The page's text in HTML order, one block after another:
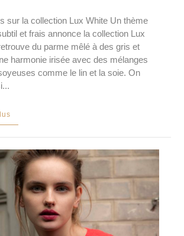
sur la collection Lux White Un thème
et frais annonce la collection Lux
du parme mêlé à des gris et
harmonie irisée avec des mélanges
comme le lin et la soie. On